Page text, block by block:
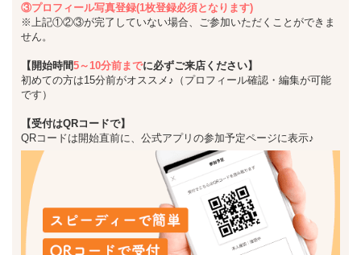
③プロフィール写真登録(1枚登録必須となります)
※上記①②③が完了していない場合、ご参加いただくことができま
せん。
【開始時間5～10分前までに必ずご来店ください】
初めての方は15分前がオススメ♪（プロフィール確認・編集が可能
です）
【受付はQRコードで】
QRコードは開始直前に、公式アプリの参加予定ページに表示♪